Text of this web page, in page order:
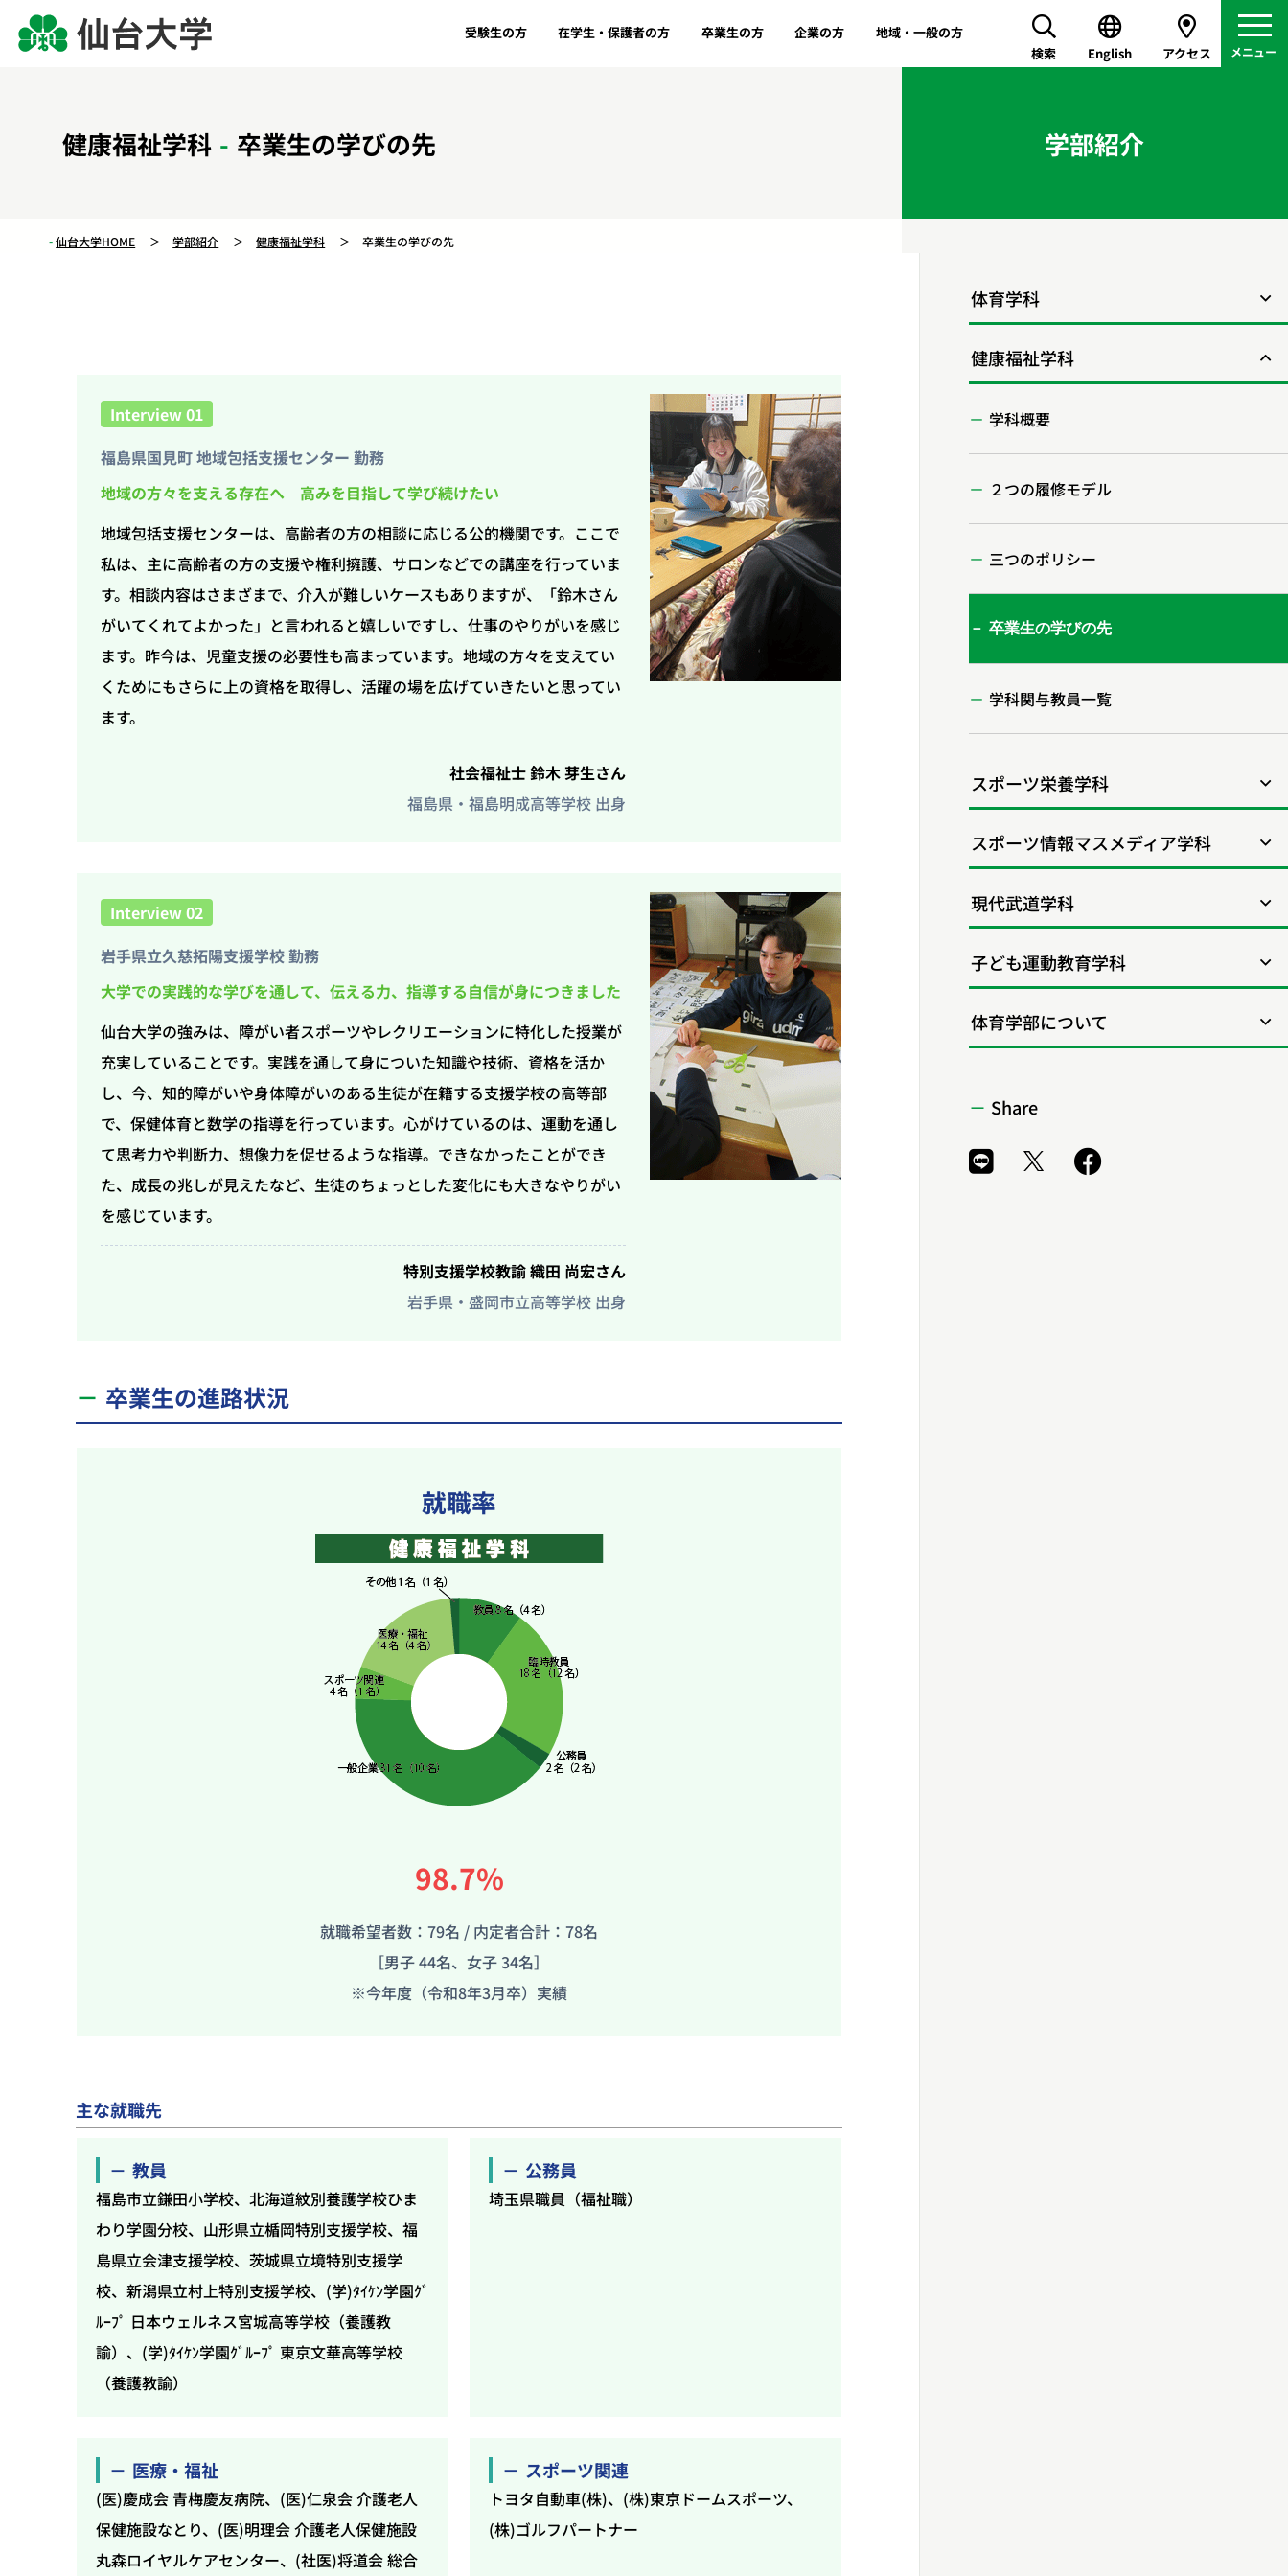
受験生の方 在学生・保護者の方 卒業生の方 企業の方
地域・一般の方
検索
English アクセス
健康福祉学科 卒業生の学びの先
仙台大学HOME 学部紹介 健康福祉学科 卒業生の学びの先
Interview 01
福島県国見町 地域包括支援センター 勤務
地域の方々を支える存在へ 高みを目指して学び続けたい
地域包括支援センターは、高齢者の方の相談に応じる公的機関です。ここで
私は、主に高齢者の方の支援や権利擁護、サロンなどでの講座を行っていま
す。相談内容はさまざまで、介入が難しいケースもありますが、「鈴木さん
がいてくれてよかった」と言われると嬉しいですし、仕事のやりがいを感じ
ます。昨今は、児童支援の必要性も高まっています。地域の方々を支えてい
くためにもさらに上の資格を取得し、活躍の場を広げていきたいと思ってい
ます。
社会福祉士 鈴木 芽生さん
福島県・福島明成高等学校 出身
Interview 02
岩手県立久慈拓陽支援学校 勤務
大学での実践的な学びを通して、伝える力、指導する自信が身につきました
仙台大学の強みは、障がい者スポーツやレクリエーションに特化した授業が
充実していることです。実践を通して身についた知識や技術、資格を活か
し、今、知的障がいや身体障がいのある生徒が在籍する支援学校の高等部
で、保健体育と数学の指導を行っています。心がけているのは、運動を通し
て思考力や判断力、想像力を促せるような指導。できなかったことができ
た、成長の兆しが見えたなど、生徒のちょっとした変化にも大きなやりがい
を感じています。
特別支援学校教諭 織田 尚宏さん
岩手県・盛岡市立高等学校 出身
卒業生の進路状況
就職率
98.7%
就職希望者数：79名 / 内定者合計：78名
［男子 44名、女子 34名］
※今年度（令和8年3月卒）実績
主な就職先
教員
福島市立鎌田小学校、北海道紋別養護学校ひま
わり学園分校、山形県立楯岡特別支援学校、福
島県立会津支援学校、茨城県立境特別支援学
校、新潟県立村上特別支援学校、(学)ﾀｲｹﾝ学園ｸﾞ
ﾙｰﾌﾟ 日本ウェルネス宮城高等学校（養護教
諭）、(学)ﾀｲｹﾝ学園ｸﾞﾙｰﾌﾟ 東京文華高等学校
（養護教諭）
公務員
埼玉県職員（福祉職）
医療・福祉
(医)慶成会 青梅慶友病院、(医)仁泉会 介護老人
保健施設なとり、(医)明理会 介護老人保健施設
丸森ロイヤルケアセンター、(社医)将道会 総合
スポーツ関連
トヨタ自動車(株)、(株)東京ドームスポーツ、
(株)ゴルフパートナー
学部紹介
体育学科
健康福祉学科
学科概要
２つの履修モデル
三つのポリシー
卒業生の学びの先
学科関与教員一覧
スポーツ栄養学科
スポーツ情報マスメディア学科
現代武道学科
子ども運動教育学科
体育学部について
Share